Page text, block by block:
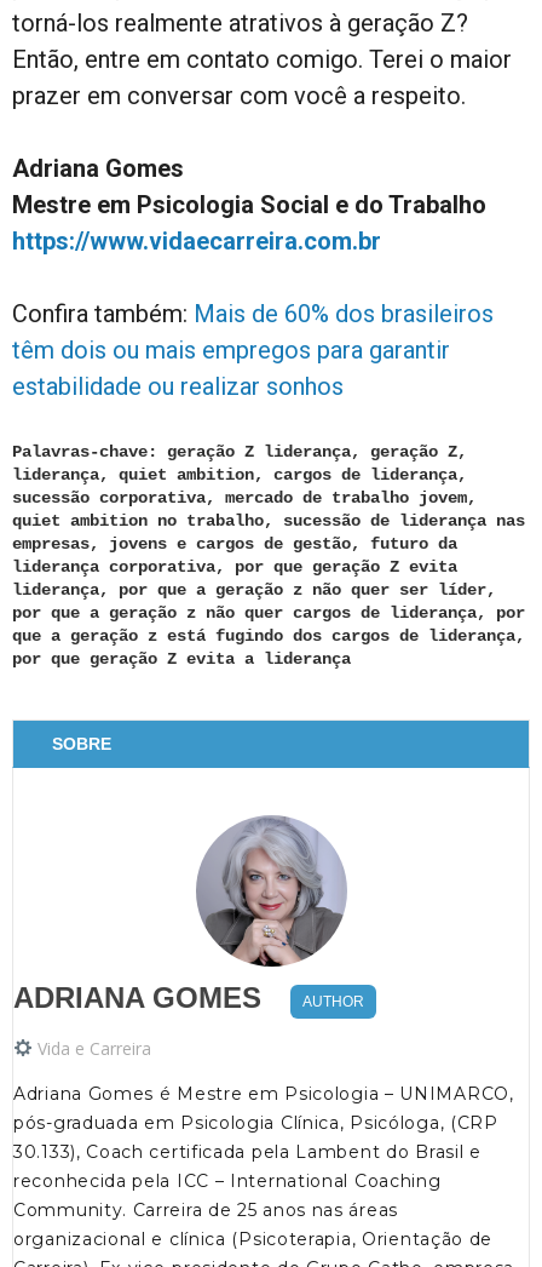
torná-los realmente atrativos à geração Z?
Então, entre em contato comigo. Terei o maior
prazer em conversar com você a respeito.
Adriana Gomes
Mestre em Psicologia Social e do Trabalho
https://www.vidaecarreira.com.br
Confira também: Mais de 60% dos brasileiros
têm dois ou mais empregos para garantir
estabilidade ou realizar sonhos
Palavras-chave: geração Z liderança, geração Z,
liderança, quiet ambition, cargos de liderança,
sucessão corporativa, mercado de trabalho jovem,
quiet ambition no trabalho, sucessão de liderança nas
empresas, jovens e cargos de gestão, futuro da
liderança corporativa, por que geração Z evita
liderança, por que a geração z não quer ser líder,
por que a geração z não quer cargos de liderança, por
que a geração z está fugindo dos cargos de liderança,
por que geração Z evita a liderança
SOBRE
ADRIANA GOMES AUTHOR
Vida e Carreira
Adriana Gomes é Mestre em Psicologia – UNIMARCO,
pós-graduada em Psicologia Clínica, Psicóloga, (CRP
30.133), Coach certificada pela Lambent do Brasil e
reconhecida pela ICC – International Coaching
Community. Carreira de 25 anos nas áreas
organizacional e clínica (Psicoterapia, Orientação de